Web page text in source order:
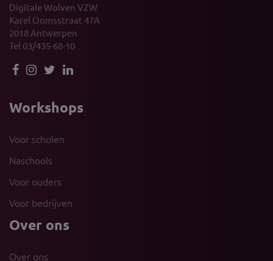
Digitale Wolven VZW
Karel Oomsstraat 47A
2018 Antwerpen
Tel 03/435-68-10
Workshops
Voor scholen
Naschools
Voor ouders
Voor bedrijven
Over ons
Over ons